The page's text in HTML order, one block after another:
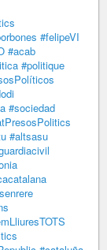
#felipeVI
#acab
#politique
#sociedad
#altsasu